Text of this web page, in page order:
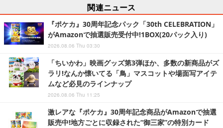
関連ニュース
『ポケカ』30周年記念パック「30th CELEBRATION」
がAmazonで抽選販売受付中!1BOX(20パック入り)
2026.08.06 Thu 03:30
「ちいかわ」映画グッズ第3弾ほか、多数の新商品がズ
ラリ!なんか懐いてる「鳥」マスコットや場面写アイテ
ムなど必見のラインナップ
2026.08.06 Thu 11:25
激レアな『ポケカ』30周年記念商品がAmazonで抽選
販売中!地方ごとに収録された“御三家”の特別カード